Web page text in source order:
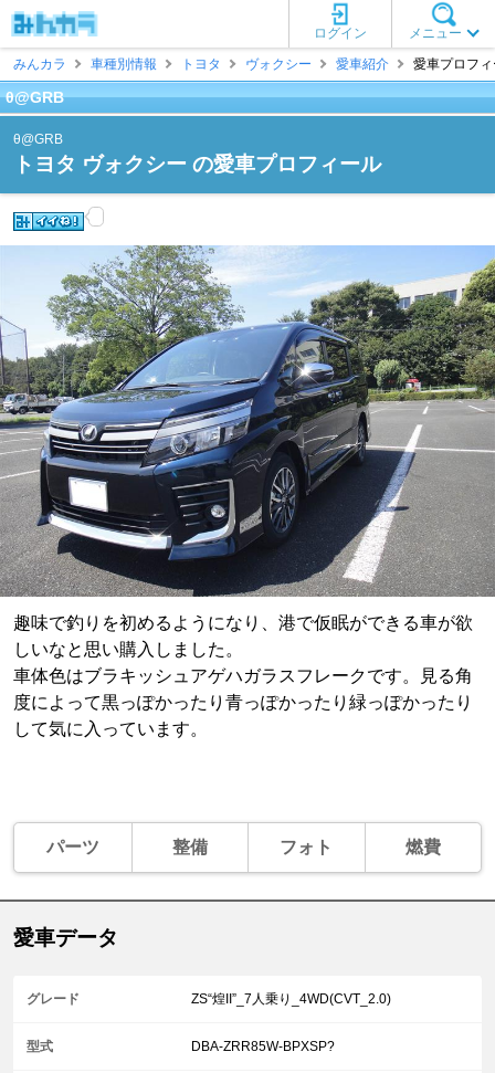
メニュー
ログイン
みんカラ
車種別情報 トヨタ ヴォクシー 愛車紹介 愛車プロフ
θ@GRB
θ@GRB
トヨタ ヴォクシー の愛車プロフィール
趣味で釣りを初めるようになり、港で仮眠ができる車が欲
しいなと思い購入しました。
車体色はブラキッシュアゲハガラスフレークです。見る角
度によって黒っぽかったり青っぽかったり緑っぽかったり
して気に入っています。
パーツ 整備 フォト 燃費
愛車データ
グレード ZS“煌II”_7人乗り_4WD(CVT_2.0)
型式 DBA-ZRR85W-BPXSP?